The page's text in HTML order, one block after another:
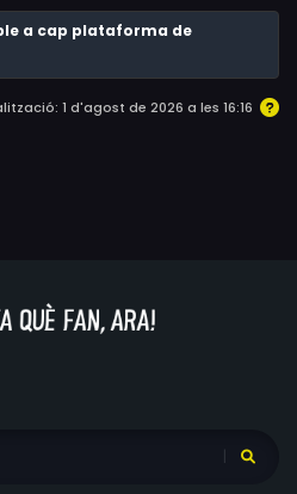
a cap plataforma de
1 d'agost de 2026 a les 16:16